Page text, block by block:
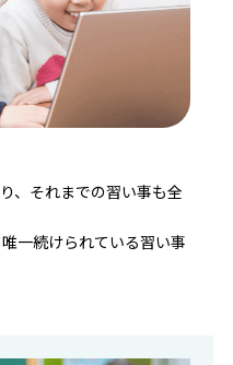
、それまでの習い事も全
一続けられている習い事